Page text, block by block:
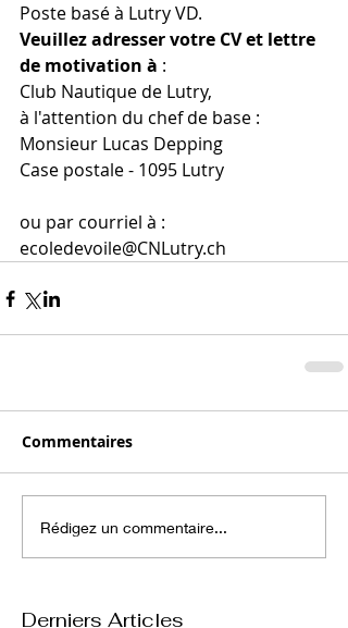
Poste basé à Lutry VD.
Veuillez adresser votre CV et lettre
de motivation à :
Club Nautique de Lutry,
à l'attention du chef de base :
Monsieur Lucas Depping
Case postale - 1095 Lutry
ou par courriel à :
ecoledevoile@CNLutry.ch
Commentaires
Rédigez un commentaire...
Derniers Articles